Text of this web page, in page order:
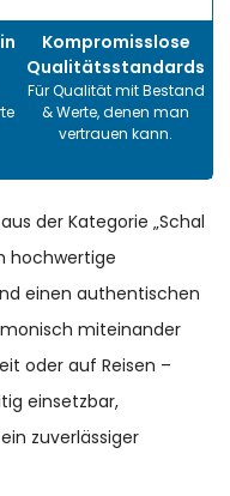
Kompromisslose
Qualitätsstandards
Für Qualität mit Bestand
& Werte, denen man
vertrauen kann.
der Kategorie „Schal
hochwertige
einen authentischen
miteinander
oder auf Reisen –
einsetzbar,
zuverlässiger